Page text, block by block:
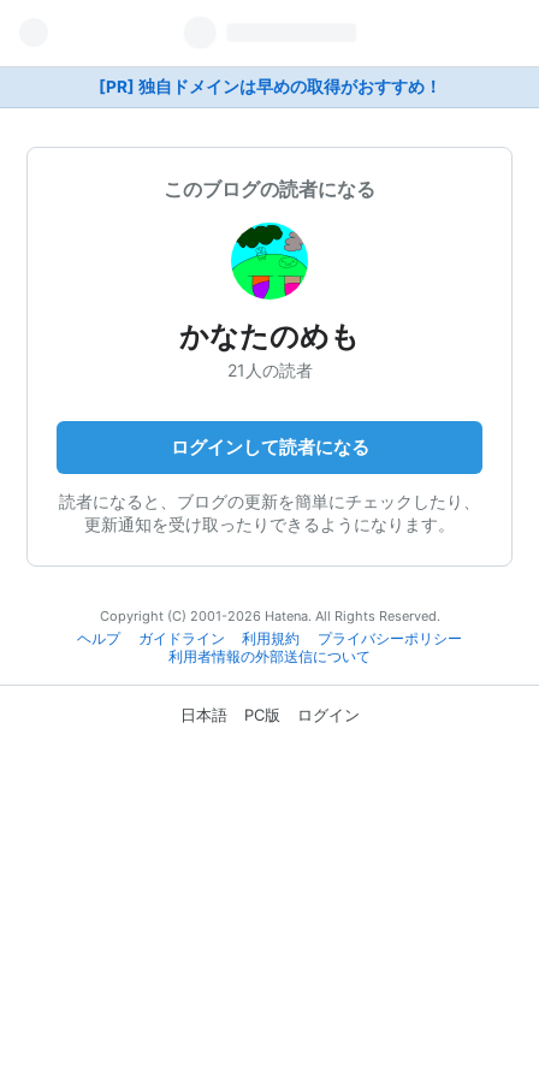
[PR] 独自ドメインは早めの取得がおすすめ！
このブログの読者になる
かなたのめも
21人の読者
ログインして読者になる
読者になると、ブログの更新を簡単にチェックしたり、
更新通知を受け取ったりできるようになります。
Copyright (C) 2001-2026 Hatena. All Rights Reserved.
ヘルプ
ガイドライン 利用規約
プライバシーポリシー
利用者情報の外部送信について
日本語 PC版 ログイン